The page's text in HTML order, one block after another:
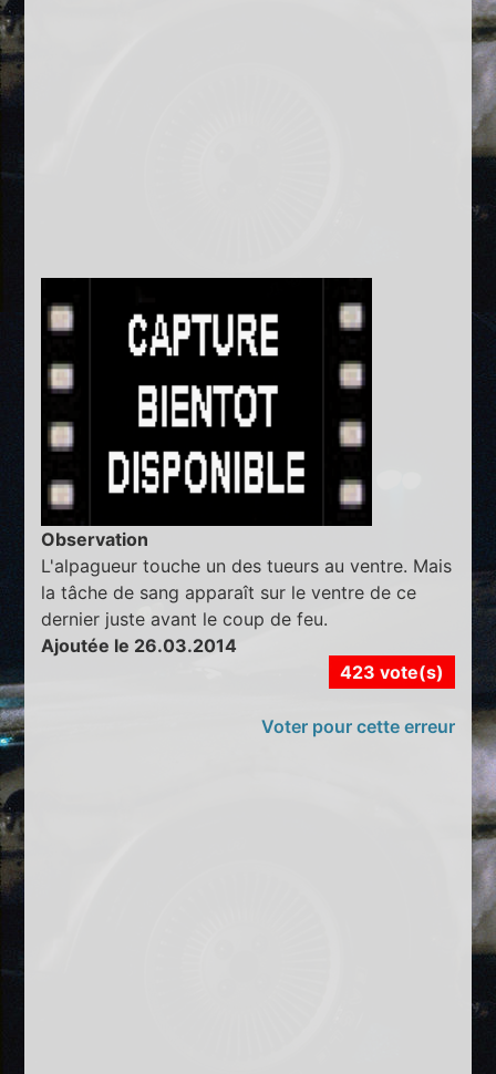
Observation
L'alpagueur touche un des tueurs au ventre. Mais
la tâche de sang apparaît sur le ventre de ce
dernier juste avant le coup de feu.
Ajoutée le 26.03.2014
423 vote(s)
Voter pour cette erreur